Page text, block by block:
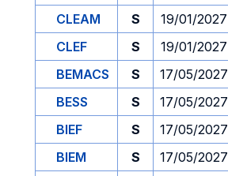
CLEAM
S 19/01/2027
CLEF
S 19/01/2027
BEMACS
S 17/05/2027
BESS
S 17/05/2027
BIEF
S 17/05/2027
BIEM
S 17/05/2027